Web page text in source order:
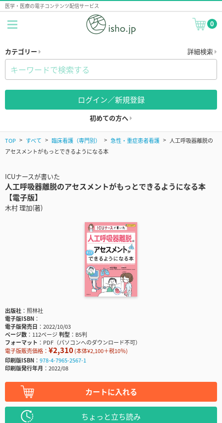
医学・医療の電子コンテンツ配信サービス
0
カテゴリー 詳細検索
ログイン／新規登録
初めての方へ
TOP すべて 臨床看護（専門別） 急性・重症患者看護
人工呼吸器離脱の
アセスメントがもっとできるようになる本
ICUナースが書いた
人工呼吸器離脱のアセスメントがもっとできるようになる本
【電子版】
木村 理加(著)
出版社
照林社
電子版ISBN
電子版発売日
2022/10/03
ページ数
112ページ判型
B5判
フォーマット
PDF（パソコンへのダウンロード不可）
電子版販売価格： ¥2,310(本体¥2,100＋税10％)
印刷版ISBN
978-4-7965-2567-1
印刷版発行年月
2022/08
カートに入れる
ちょっと立ち読み